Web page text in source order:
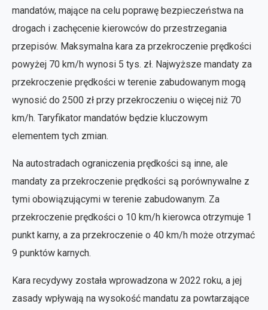
mandatów, mające na celu poprawę bezpieczeństwa na
drogach i zachęcenie kierowców do przestrzegania
przepisów. Maksymalna kara za przekroczenie prędkości
powyżej 70 km/h wynosi 5 tys. zł. Najwyższe mandaty za
przekroczenie prędkości w terenie zabudowanym mogą
wynosić do 2500 zł przy przekroczeniu o więcej niż 70
km/h. Taryfikator mandatów będzie kluczowym
elementem tych zmian.
Na autostradach ograniczenia prędkości są inne, ale
mandaty za przekroczenie prędkości są porównywalne z
tymi obowiązującymi w terenie zabudowanym. Za
przekroczenie prędkości o 10 km/h kierowca otrzymuje 1
punkt karny, a za przekroczenie o 40 km/h może otrzymać
9 punktów karnych.
Kara recydywy została wprowadzona w 2022 roku, a jej
zasady wpływają na wysokość mandatu za powtarzające